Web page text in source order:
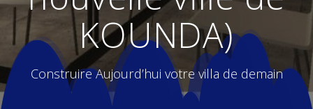
KOUNDA)
Construire Aujourd’hui votre villa de demain